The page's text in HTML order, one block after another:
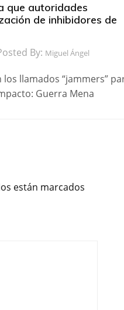
que autoridades
de inhibidores de
By: Miguel Ángel
llamados “jammers”
Guerra Mena
están marcados